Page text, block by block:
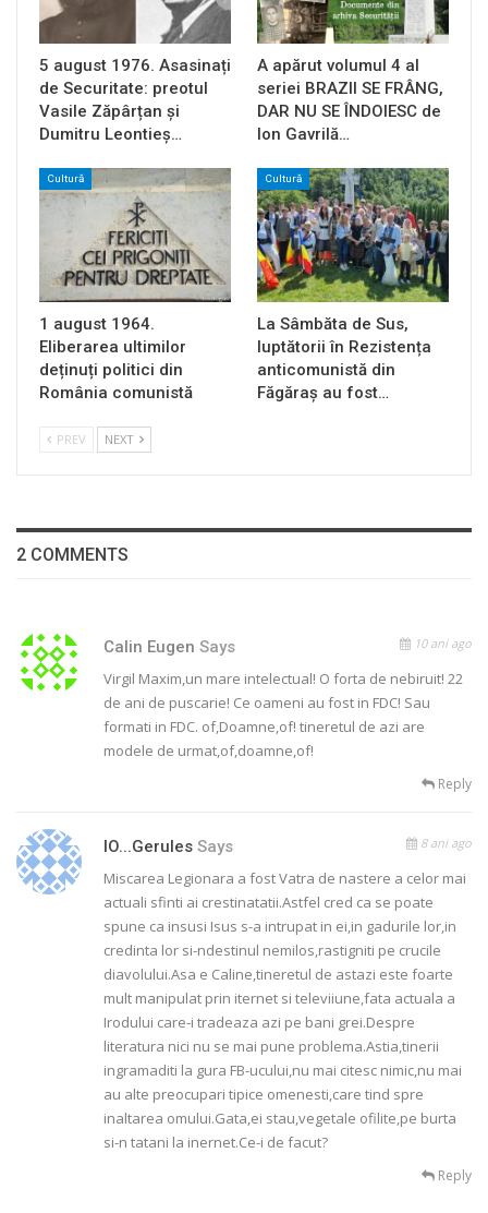
5 august 1976. Asasinați
de Securitate: preotul
Vasile Zăpârțan și
Dumitru Leontieș…
A apărut volumul 4 al
seriei BRAZII SE FRÂNG,
DAR NU SE ÎNDOIESC de
Ion Gavrilă…
Cultură
1 august 1964.
Eliberarea ultimilor
deținuți politici din
România comunistă
Cultură
La Sâmbăta de Sus,
luptătorii în Rezistența
anticomunistă din
Făgăraș au fost…
PREV NEXT
2 COMMENTS
Calin Eugen Says 10 ani ago
Virgil Maxim,un mare intelectual! O forta de nebiruit! 22
de ani de puscarie! Ce oameni au fost in FDC! Sau
formati in FDC. of,Doamne,of! tineretul de azi are
modele de urmat,of,doamne,of!
Reply
IO...gerules Says 8 ani ago
Miscarea Legionara a fost Vatra de nastere a celor mai
actuali sfinti ai crestinatatii.Astfel cred ca se poate
spune ca insusi Isus s-a intrupat in ei,in gadurile lor,in
credinta lor si-ndestinul nemilos,rastigniti pe crucile
diavolului.Asa e Caline,tineretul de astazi este foarte
mult manipulat prin iternet si televiiune,fata actuala a
Irodului care-i tradeaza azi pe bani grei.Despre
literatura nici nu se mai pune problema.Astia,tinerii
ingramaditi la gura FB-ucului,nu mai citesc nimic,nu mai
au alte preocupari tipice omenesti,care tind spre
inaltarea omului.Gata,ei stau,vegetale ofilite,pe burta
si-n tatani la inernet.Ce-i de facut?
Reply